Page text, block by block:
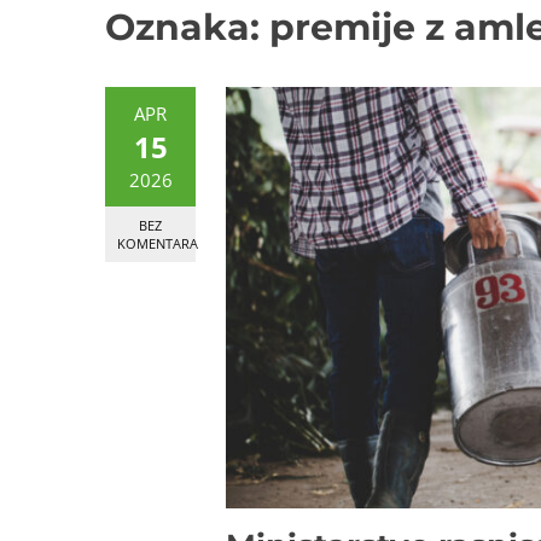
Oznaka: premije z
APR
15
2026
BEZ
KOMENTARA